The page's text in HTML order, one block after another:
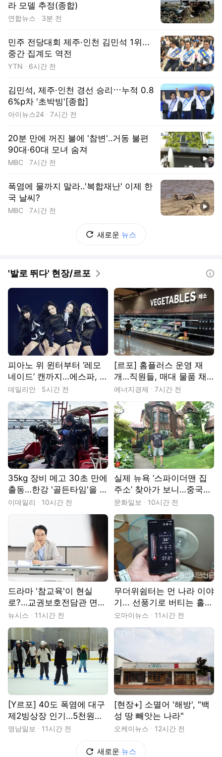
라 모델 추정(종합)
연합뉴스 3분 전
민주 전당대회 제주·인천 김민석 1위...
중간 집계도 역전
YTN 6시간 전
김민석, 제주·인천 경선 승리⋯누적 0.8
6%p차 '초박빙'[종합]
아이뉴스24 7시간 전
20분 만에 꺼진 불에 '참변'‥거동 불편
90대·60대 모녀 숨져
MBC 7시간 전
폭염에 물까지 말라‥'복합재난' 이제 한
국 날씨?
MBC 7시간 전
새로운 뉴스
'발로 뛰다' 현장/르포
피아노 위 윈터부터 ‘레모
네이드’ 캔까지…에스파, 디
테일로 채운 고척돔 [현장]
데일리안 5시간 전
[르포] 홈플러스 운영 재
개…직원들, 매대 물품 채
우기 ‘분주’
에너지경제 7시간 전
35kg 장비 메고 30초 만에
출동…한강 '골든타임'을 지
키는 사람들 [땀.땀.땀.]
이데일리 10시간 전
실제 뉴욕 ‘스파이더맨 집
주소’ 찾아가 보니…중국인
이 살고 있었다
문화일보 10시간 전
드라마 '참교육'이 현실
로?…교권보호전담관 면접
장 가보니
뉴시스 11시간 전
무더위쉼터는 먼 나라 이야
기... 선풍기로 버티는 홀몸
노인들
오마이뉴스 11시간 전
[Y르포] 40도 폭염에 대구
제2빙상장 인기…5천원으
로 즐기는 ‘피서’
영남일보 11시간 전
[현장+] 소멸어 '해방', "백
성 땅 빼앗는 나라"
오케이뉴스 12시간 전
새로운 뉴스